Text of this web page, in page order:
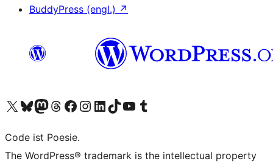
BuddyPress (engl.) ↗
Unser X-Konto (früher Twitter) besuchen
Unser Bluesky-Konto besuchen
Unser Mastodon-Konto besuchen
Unser Threads-Konto besuchen
Unsere Facebook-Seite besuchen
Unser Instagram-Konto besuchen
Unser LinkedIn-Konto besuchen
Unser TikTok-Konto besuchen
Unseren YouTube-Kanal besuchen
Unser Tumblr-Konto besuchen
Code ist Poesie.
The WordPress® trademark is the intellectual property